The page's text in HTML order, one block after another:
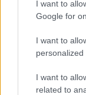
I want to
Google for
I want to
personalized
I want to
related to